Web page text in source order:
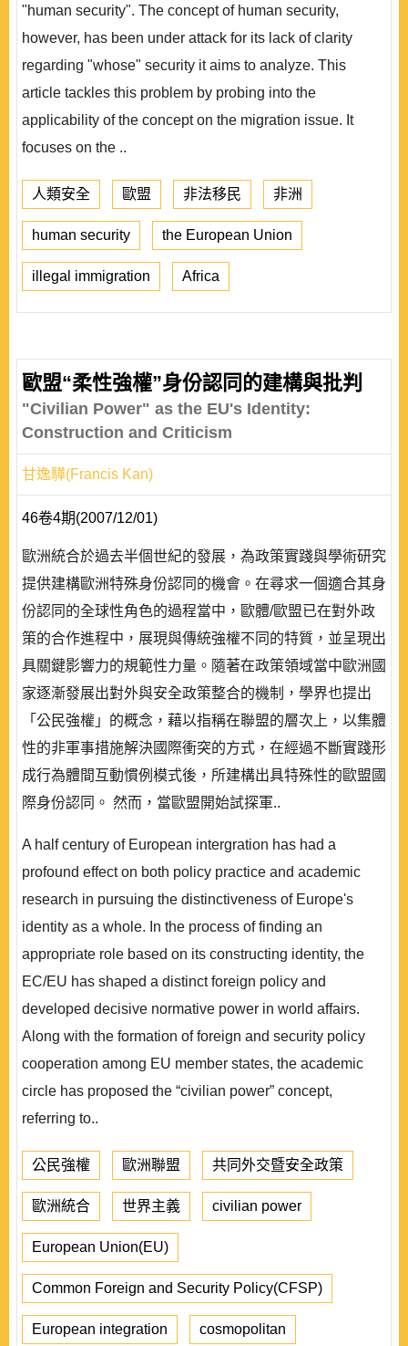
"human security". The concept of human security,
however, has been under attack for its lack of clarity
regarding "whose" security it aims to analyze. This
article tackles this problem by probing into the
applicability of the concept on the migration issue. It
focuses on the ..
人類安全 歐盟 非法移民 非洲
human security the European Union
illegal immigration Africa
歐盟“柔性強權”身份認同的建構與批判
"Civilian Power" as the EU's Identity:
Construction and Criticism
甘逸驊(Francis Kan)
46卷4期(2007/12/01)
歐洲統合於過去半個世紀的發展，為政策實踐與學術研究
提供建構歐洲特殊身份認同的機會。在尋求一個適合其身
份認同的全球性角色的過程當中，歐體/歐盟已在對外政
策的合作進程中，展現與傳統強權不同的特質，並呈現出
具關鍵影響力的規範性力量。隨著在政策領域當中歐洲國
家逐漸發展出對外與安全政策整合的機制，學界也提出
「公民強權」的概念，藉以指稱在聯盟的層次上，以集體
性的非軍事措施解決國際衝突的方式，在經過不斷實踐形
成行為體間互動慣例模式後，所建構出具特殊性的歐盟國
際身份認同。 然而，當歐盟開始試探軍..
A half century of European intergration has had a
profound effect on both policy practice and academic
research in pursuing the distinctiveness of Europe's
identity as a whole. In the process of finding an
appropriate role based on its constructing identity, the
EC/EU has shaped a distinct foreign policy and
developed decisive normative power in world affairs.
Along with the formation of foreign and security policy
cooperation among EU member states, the academic
circle has proposed the “civilian power” concept,
referring to..
公民強權 歐洲聯盟 共同外交暨安全政策
歐洲統合 世界主義 civilian power
European Union(EU)
Common Foreign and Security Policy(CFSP)
European integration cosmopolitan